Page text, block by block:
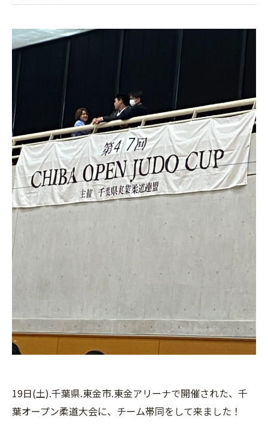
19日(土).千葉県.東金市.東金アリーナで開催された、千
葉オープン柔道大会に、チーム帯同をして来ました！